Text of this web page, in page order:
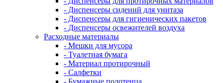
- Диспенсеры сидений для унитаза
- Диспенсеры для гигиенических пакетов
- Диспенсеры освежителей воздуха
Расходные материалы
- Мешки для мусора
- Туалетная бумага
- Материал протирочный
- Салфетки
- Бумажные полотенца